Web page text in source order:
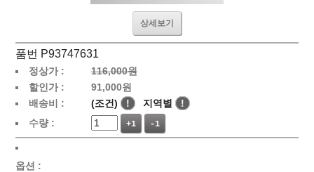
상세보기
품번 P93747631
정상가 :
116,000원
할인가 :
91,000원
배송비 :
(조건) ! 지역별
!
수량 :
+1 -1
옵션 :